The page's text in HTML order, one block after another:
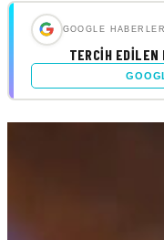
GOOGLE
TERCIH EDILEN